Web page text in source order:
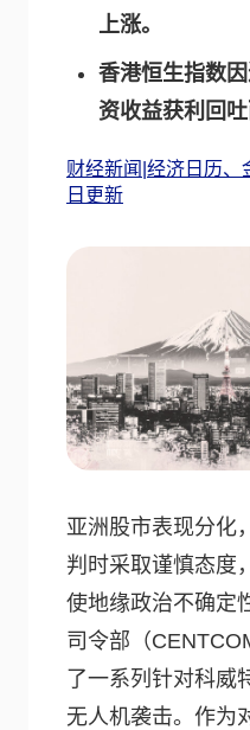
上涨。
香港恒生指数
资收益获利回吐
财经新闻|经济日历、
日更新
亚洲股市表现分化
判时采取谨慎态度
使地缘政治不确定
司令部（
了一系列针对科威
无人机袭击。作为